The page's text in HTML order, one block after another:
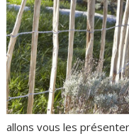
allons vous les